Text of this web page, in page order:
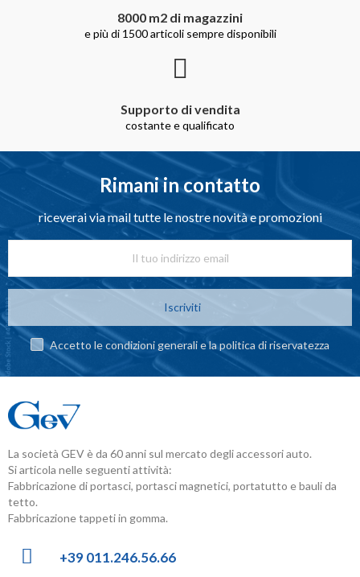
8000 m2 di magazzini
e più di 1500 articoli sempre disponibili
Supporto di vendita
costante e qualificato
Rimani in contatto
riceverai via mail tutte le nostre novità e promozioni
Iscriviti
Accetto le condizioni generali e la politica di riservatezza
La società GEV è da 60 anni sul mercato degli accessori auto.
Si articola nelle seguenti attività:
Fabbricazione di portasci, portasci magnetici, portatutto e bauli da
tetto.
Fabbricazione tappeti in gomma.
+39 011.246.56.66